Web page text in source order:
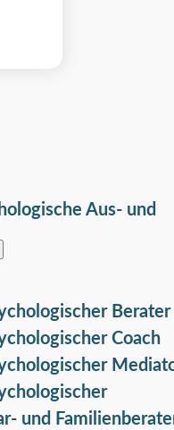
Aus- und
Berater
Coach
und